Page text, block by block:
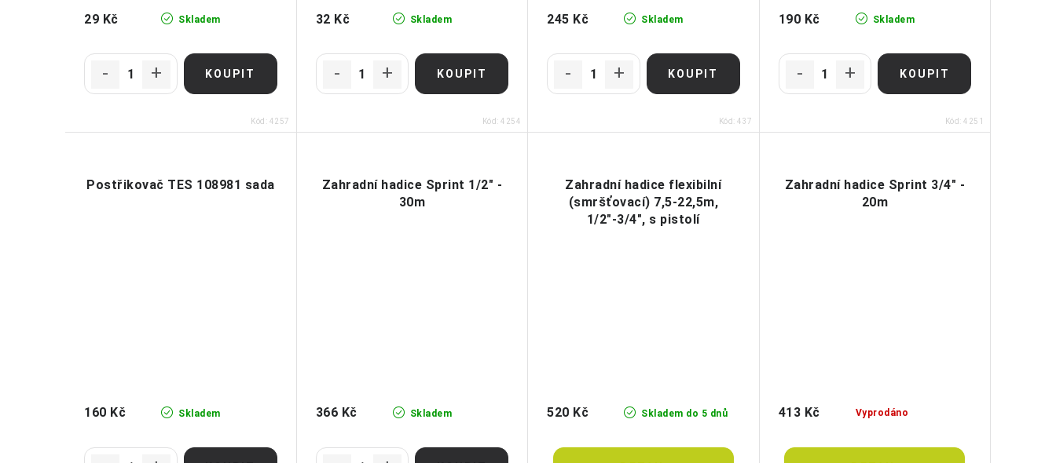
Skladem
29 Kč
Kód: 4257
Skladem
32 Kč
Kód: 4254
Skladem
245 Kč
Kód: 437
Skladem
190 Kč
Kód: 4251
Postřikovač TES 108981 sada
Skladem
160 Kč
Zahradní hadice Sprint 1/2" -
30m
Skladem
366 Kč
Zahradní hadice flexibilní
(smršťovací) 7,5-22,5m,
1/2"-3/4", s pistolí
Skladem do 5 dnů
520 Kč
Zahradní hadice Sprint 3/4" -
20m
Vyprodáno
413 Kč